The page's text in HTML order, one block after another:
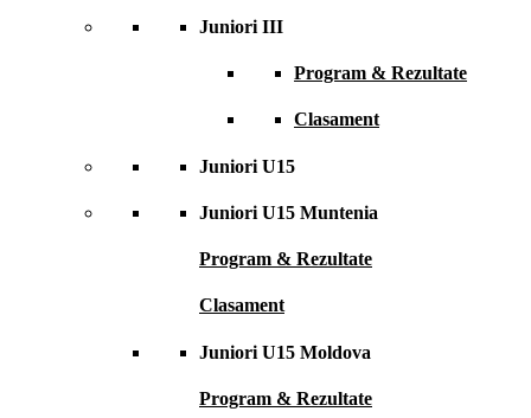
Juniori III
Program & Rezultate
Clasament
Juniori U15
Juniori U15 Muntenia
Program & Rezultate
Clasament
Juniori U15 Moldova
Program & Rezultate